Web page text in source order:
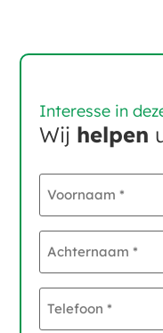
Interesse in
Wij helpen
Voornaam
Achternaam
Telefoon